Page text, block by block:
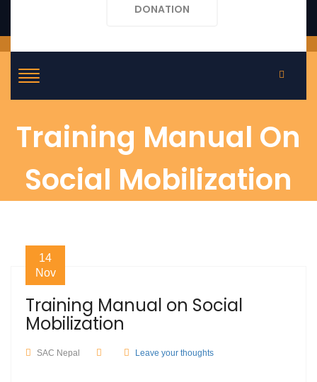
DONATION
Training Manual On
Social Mobilization
Training Manual on Social
Mobilization
14
Nov
SAC Nepal Leave your thoughts